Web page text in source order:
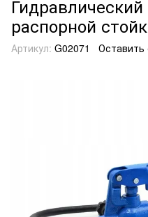
распорной
Артикул: G02071 Оставить